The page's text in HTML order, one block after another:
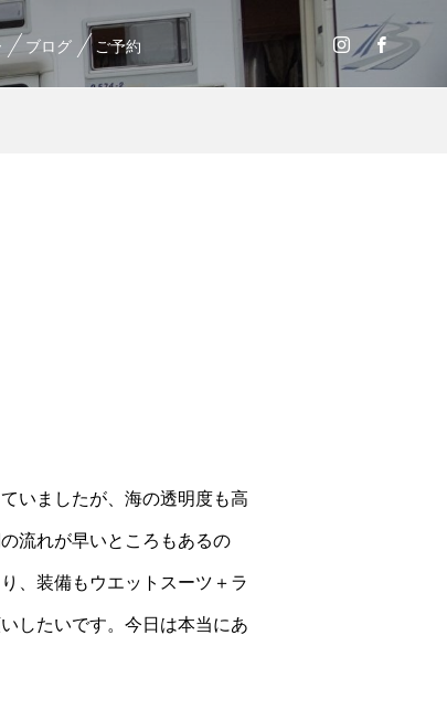
ブログ ご予約
いましたが、海の透明度も高
流れが早いところもあるの
、装備もウエットスーツ＋ラ
したいです。今日は本当にあ